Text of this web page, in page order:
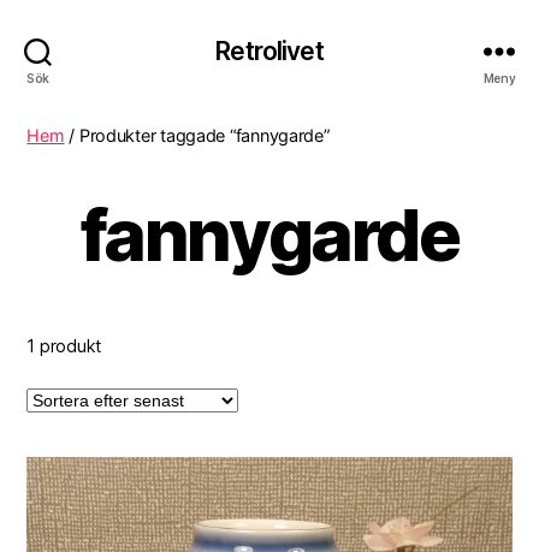
Sök
Retrolivet
Meny
Hem / Produkter taggade “fannygarde”
fannygarde
1 produkt